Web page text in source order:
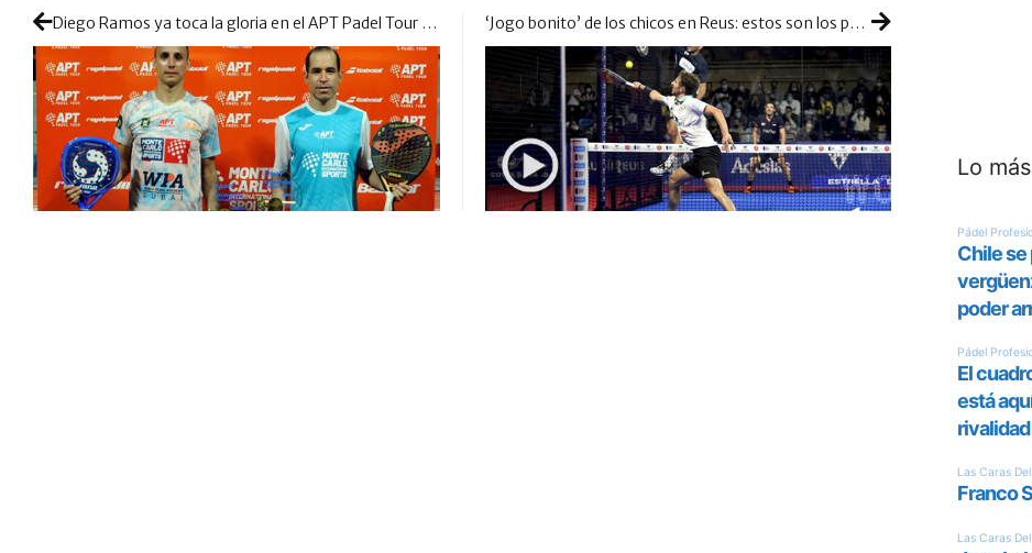
Diego Ramos ya toca la gloria en el APT Padel Tour junto a Restivo ‘Jogo bonito’ de los chicos en Reus: estos son los puntos que más nos hicieron disfrutar
Lo más